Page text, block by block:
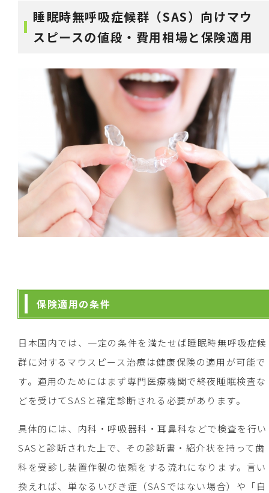
睡眠時無呼吸症候群（SAS）向けマウ
スピースの値段・費用相場と保険適用
保険適用の条件
日本国内では、一定の条件を満たせば睡眠時無呼吸症候
群に対するマウスピース治療は健康保険の適用が可能で
す。適用のためにはまず専門医療機関で終夜睡眠検査な
どを受けてSASと確定診断される必要があります。
具体的には、内科・呼吸器科・耳鼻科などで検査を行い
SASと診断された上で、その診断書・紹介状を持って歯
科を受診し装置作製の依頼をする流れになります。言い
換えれば、単なるいびき症（SASではない場合）や「自